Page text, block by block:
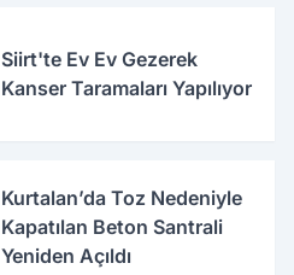
Siirt'te Ev Ev Gezerek
Kanser Taramaları Yapılıyor
Kurtalan’da Toz Nedeniyle
Kapatılan Beton Santrali
Yeniden Açıldı